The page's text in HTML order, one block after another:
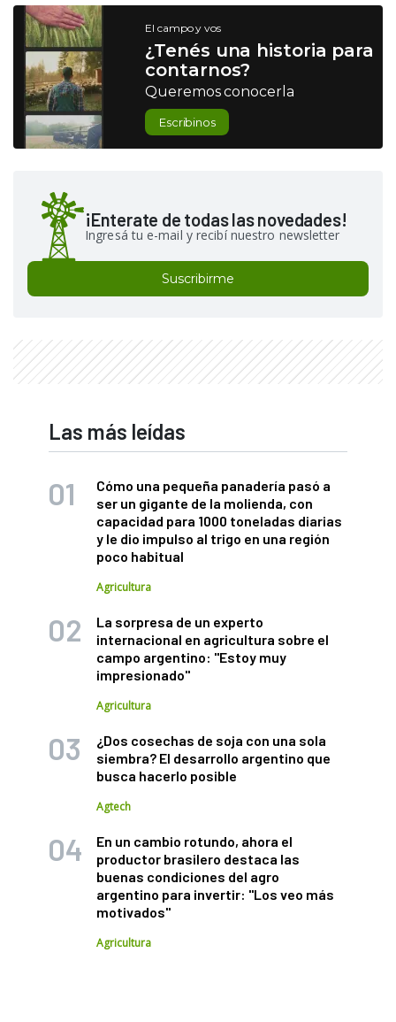
El campo y vos
¿Tenés una historia para
contarnos?
Queremos conocerla
Escribinos
¡Enterate de todas las novedades!
Ingresá tu e-mail y recibí nuestro newsletter
Suscribirme
Las más leídas
Cómo una pequeña panadería pasó a
ser un gigante de la molienda, con
capacidad para 1000 toneladas diarias
y le dio impulso al trigo en una región
poco habitual
Agricultura
La sorpresa de un experto
internacional en agricultura sobre el
campo argentino: "Estoy muy
impresionado"
Agricultura
¿Dos cosechas de soja con una sola
siembra? El desarrollo argentino que
busca hacerlo posible
Agtech
En un cambio rotundo, ahora el
productor brasilero destaca las
buenas condiciones del agro
argentino para invertir: "Los veo más
motivados"
Agricultura